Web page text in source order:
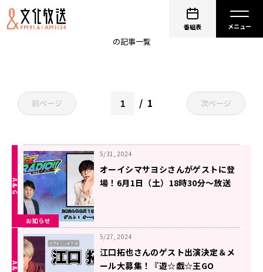
番組表
の記事一覧
前ページ 1 次ページ
お知らせ
5/31, 2024
オーイシマサヨシさんがゲストに登
場！6月1日（土）18時30分～放送
5/27, 2024
江口拓也さんのゲスト出演決定＆メ
ール大募集！『遊☆戯☆王GO